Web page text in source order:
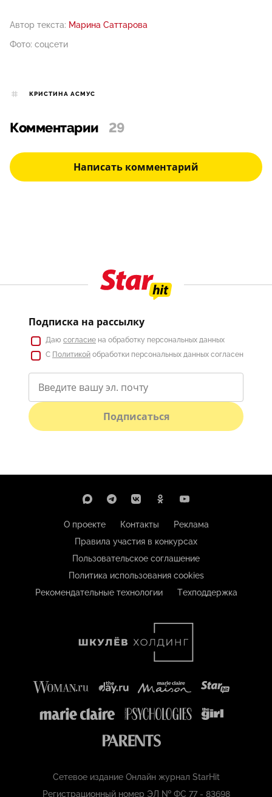
Автор текста: Марина Саттарова
Фото: соцсети
КРИСТИНА АСМУС
Комментарии 29
Написать комментарий
Подписка на рассылку
Даю согласие на обработку персональных данных
С Политикой обработки персональных данных согласен
Подписаться
О проекте Контакты
Реклама
Правила участия в конкурсах
Пользовательское соглашение
Политика использования cookies
Рекомендательные технологии
Техподдержка
Сетевое издание Онлайн журнал StarHit
Регистрационный номер ЭЛ № ФС 77 - 83698